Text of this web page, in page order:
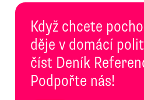
Když chcete
děje v domácí
číst Deník
Podpořte nás!